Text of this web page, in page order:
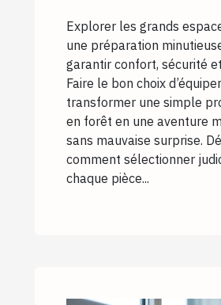
Explorer les grands
une préparation
garantir confort, sécurité
Faire le bon choix
transformer une simple
en forêt en une aventure
sans mauvaise surprise.
comment sélectionner
chaque pièce...